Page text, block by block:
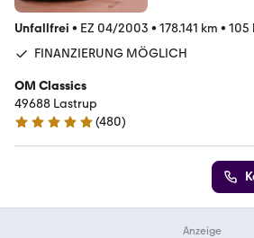
Unfallfrei • EZ 04/2003 • 178.141 km • 105
FINANZIERUNG MÖGLICH
OM Classics
49688 Lastrup
4.8 Sterne
(480)